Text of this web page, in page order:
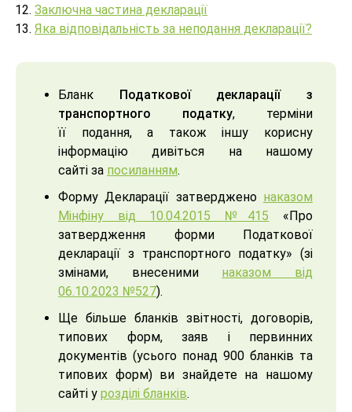
Заключна частина декларації
Яка відповідальність за неподання декларації?
Бланк
Податкової декларації з
транспортного податку, терміни
її подання, а також іншу корисну
інформацію дивіться на нашому
сайті за посиланням.
Форму Декларації затверджено наказом
Мінфіну від 10.04.2015 №415 «Про
затвердження форми Податкової
декларації з транспортного податку» (зі
змінами, внесеними наказом від
06.10.2023 №527).
Ще більше бланків звітності, договорів,
типових форм, заяв і первинних
документів (усього понад 900 бланків та
типових форм) ви знайдете на нашому
сайті у розділі бланків.